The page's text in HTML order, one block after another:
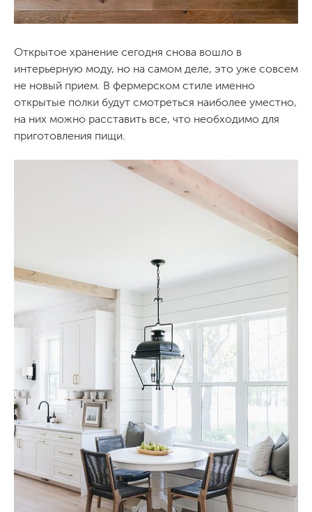
Открытое хранение сегодня снова вошло в
интерьерную моду, но на самом деле, это уже совсем
не новый прием. В фермерском стиле именно
открытые полки будут смотреться наиболее уместно,
на них можно расставить все, что необходимо для
приготовления пищи.